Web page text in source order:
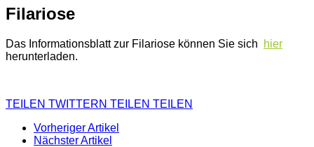
Filariose
Das Informationsblatt zur Filariose können Sie sich
hier
herunterladen.
TEILEN TWITTERN TEILEN TEILEN
Vorheriger Artikel
Nächster Artikel